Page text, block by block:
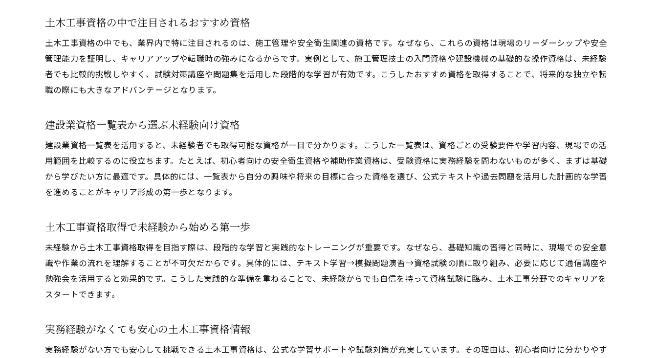
土木工事資格の取得が人生設計にもたらす利点
土木工事資格の中で注目されるおすすめ資格
土木工事資格の中でも、業界内で特に注目されるのは、施工管理や安全衛生関連の資格です。なぜなら、これらの資格は現場のリーダーシップや安全
管理能力を証明し、キャリアアップや転職時の強みになるからです。実例として、施工管理技士の入門資格や建設機械の基礎的な操作資格は、未経験
者でも比較的挑戦しやすく、試験対策講座や問題集を活用した段階的な学習が有効です。こうしたおすすめ資格を取得することで、将来的な独立や転
職の際にも大きなアドバンテージとなります。
建設業資格一覧表から選ぶ未経験向け資格
建設業資格一覧表を活用すると、未経験者でも取得可能な資格が一目で分かります。こうした一覧表は、資格ごとの受験要件や学習内容、現場での活
用範囲を比較するのに役立ちます。たとえば、初心者向けの安全衛生資格や補助作業資格は、受験資格に実務経験を問わないものが多く、まずは基礎
から学びたい方に最適です。具体的には、一覧表から自分の興味や将来の目標に合った資格を選び、公式テキストや過去問題を活用した計画的な学習
を進めることがキャリア形成の第一歩となります。
土木工事資格取得で未経験から始める第一歩
未経験から土木工事資格取得を目指す際は、段階的な学習と実践的なトレーニングが重要です。なぜなら、基礎知識の習得と同時に、現場での安全意
識や作業の流れを理解することが不可欠だからです。具体的には、テキスト学習→模擬問題演習→資格試験の順に取り組み、必要に応じて通信講座や
勉強会を活用すると効果的です。こうした実践的な準備を重ねることで、未経験からでも自信を持って資格試験に臨み、土木工事分野でのキャリアを
スタートできます。
実務経験がなくても安心の土木工事資格情報
実務経験がない方でも安心して挑戦できる土木工事資格は、公式な学習サポートや試験対策が充実しています。その理由は、初心者向けに分かりやす